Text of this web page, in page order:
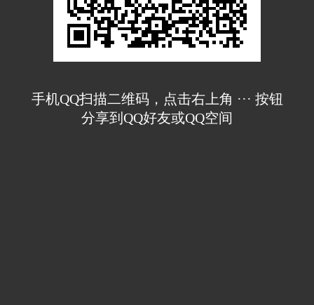
手机QQ扫描二维码，点击右上角 ··· 按钮
分享到QQ好友或QQ空间